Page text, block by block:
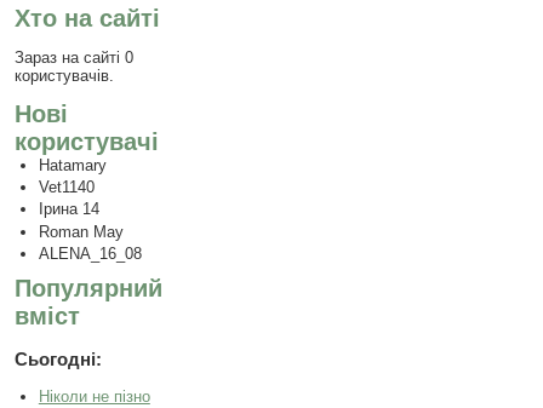
Хто на сайті
Зараз на сайті 0
користувачів.
Нові
користувачі
Hatamary
Vet1140
Ірина 14
Roman May
ALENA_16_08
Популярний
вміст
Сьогодні:
Ніколи не пізно